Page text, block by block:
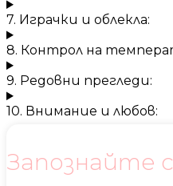
7. Играчки и облекла:
8. Контрол на
9. Редовни прегледи:
10. Внимание и любов:
Запознайте